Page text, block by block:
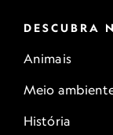
DESCUBRA
Animais
Meio
História